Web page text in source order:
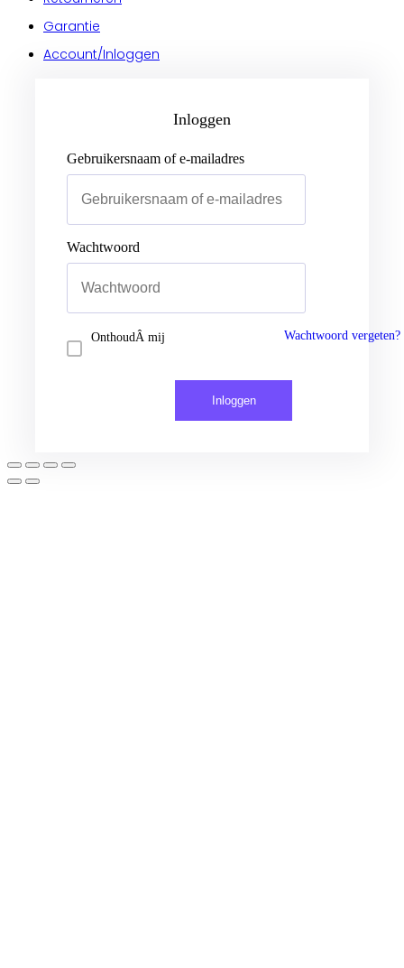
Garantie
Account/Inloggen
Gebruikersnaam of e-mailadres
Wachtwoord
Inloggen